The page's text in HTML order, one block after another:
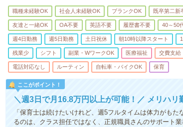
職種未経験OK 社会人未経験OK ブランクOK 既卒第二新
友達と一緒OK OA不要 英語不要 履歴書不要 40～50
週4日勤務 週5日勤務 土日祝休 朝10時以降スタート
残業少 シフト 副業・WワークOK 医療福祉 交費支給
電話対応なし ルーティン 自転車・バイクOK 保育
ここがポイント！
＼週3日で月16.8万円以上が可能！／ メリハリ
「保育士は続けたいけれど、週5フルタイムは体力がも
るのは、クラス担任ではなく、正規職員さんのサポート